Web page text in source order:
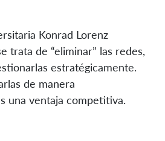
Konrad Lorenz
trata de “eliminar” las redes,
estratégicamente.
de manera
una ventaja competitiva.